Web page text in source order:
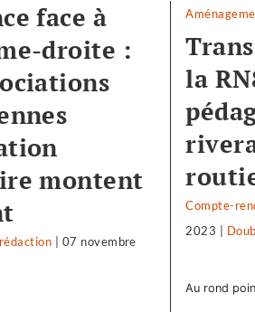
face à
droite :
montent
07 novembre
la
Compte-
2023
Au rond